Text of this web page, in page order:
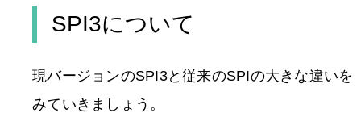
SPI3について
現バージョンのSPI3と従来のSPIの大きな違いを
みていきましょう。